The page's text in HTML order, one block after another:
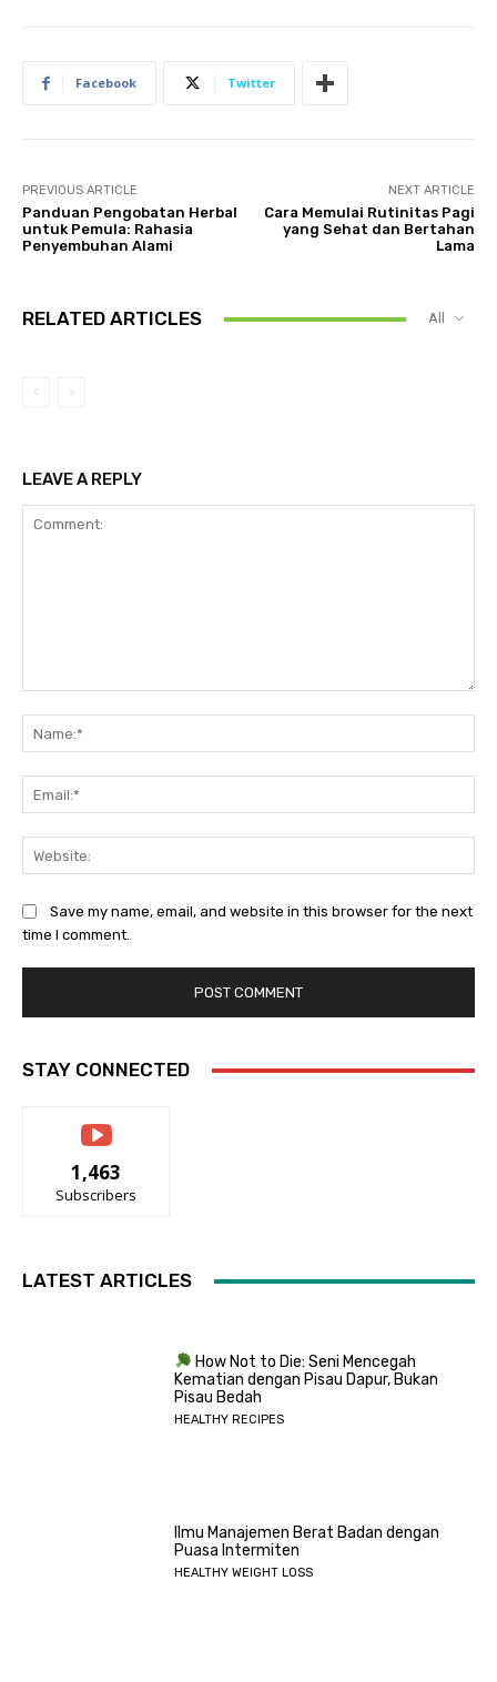
Facebook Twitter
PREVIOUS ARTICLE
Panduan Pengobatan Herbal
untuk Pemula: Rahasia
Penyembuhan Alami
NEXT ARTICLE
Cara Memulai Rutinitas Pagi
yang Sehat dan Bertahan
Lama
RELATED ARTICLES All
LEAVE A REPLY
Save my name, email, and website in this browser for the next
time I comment.
STAY CONNECTED
1,463
Subscribers
LATEST ARTICLES
How Not to Die: Seni Mencegah
Kematian dengan Pisau Dapur, Bukan
Pisau Bedah
HEALTHY RECIPES
Ilmu Manajemen Berat Badan dengan
Puasa Intermiten
HEALTHY WEIGHT LOSS